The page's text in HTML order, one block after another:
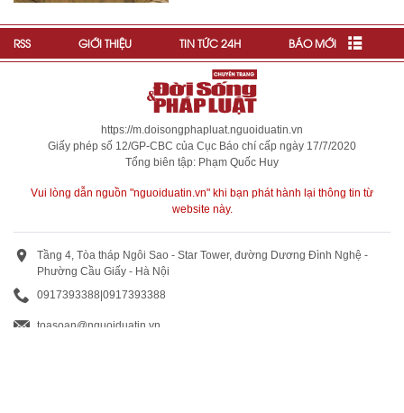
RSS GIỚI THIỆU TIN TỨC 24H BÁO MỚI
https://m.doisongphapluat.nguoiduatin.vn
Giấy phép số 12/GP-CBC của Cục Báo chí cấp ngày 17/7/2020
Tổng biên tập: Phạm Quốc Huy
Vui lòng dẫn nguồn "nguoiduatin.vn" khi bạn phát hành lại thông tin từ
website này.
Tầng 4, Tòa tháp Ngôi Sao - Star Tower, đường Dương Đình Nghệ -
Phường Cầu Giấy - Hà Nội
0917393388 0917393388
toasoan@nguoiduatin.vn